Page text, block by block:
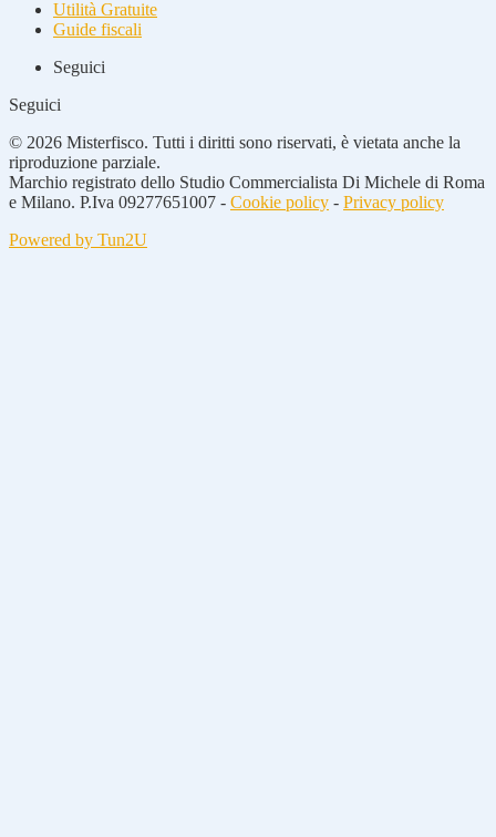
Utilità Gratuite
Guide fiscali
Seguici
Seguici
© 2026 Misterfisco. Tutti i diritti sono riservati, è vietata anche la
riproduzione parziale.
Marchio registrato dello Studio Commercialista Di Michele di Roma
e Milano. P.Iva 09277651007 - Cookie policy - Privacy policy
Powered by Tun2U